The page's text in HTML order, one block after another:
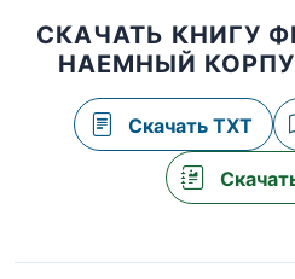
СКАЧАТЬ КНИГУ
НАЕМНЫЙ
Скачать TXT